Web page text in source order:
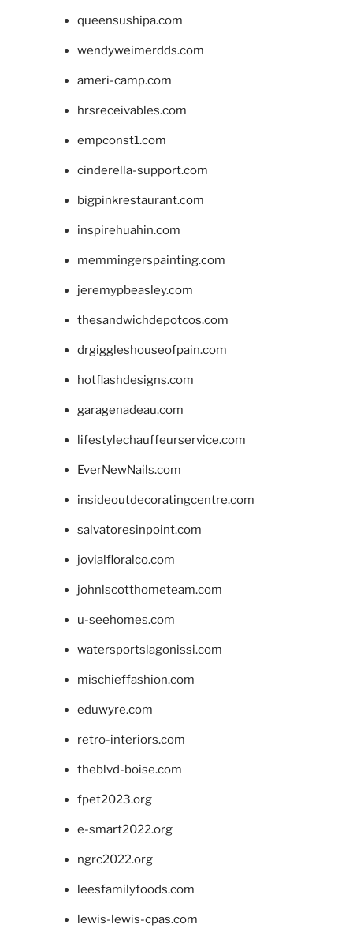
queensushipa.com
wendyweimerdds.com
ameri-camp.com
hrsreceivables.com
empconst1.com
cinderella-support.com
bigpinkrestaurant.com
inspirehuahin.com
memmingerspainting.com
jeremypbeasley.com
thesandwichdepotcos.com
drgiggleshouseofpain.com
hotflashdesigns.com
garagenadeau.com
lifestylechauffeurservice.com
EverNewNails.com
insideoutdecoratingcentre.com
salvatoresinpoint.com
jovialfloralco.com
johnlscotthometeam.com
u-seehomes.com
watersportslagonissi.com
mischieffashion.com
eduwyre.com
retro-interiors.com
theblvd-boise.com
fpet2023.org
e-smart2022.org
ngrc2022.org
leesfamilyfoods.com
lewis-lewis-cpas.com